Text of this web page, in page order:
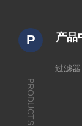
P
PRODUCTS
产品
过滤器